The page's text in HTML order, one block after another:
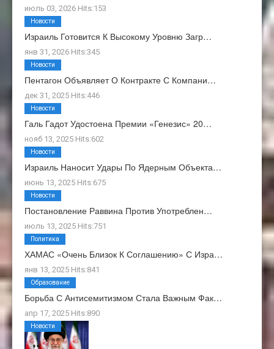
июль 03, 2026 Hits:153
Израиль Готовится К Высокому Уровню Загр…
янв 31, 2026 Hits:345
Новости
Пентагон Объявляет О Контракте С Компани…
дек 31, 2025 Hits:446
Новости
Галь Гадот Удостоена Премии «Генезис» 20…
нояб 13, 2025 Hits:602
Новости
Израиль Наносит Удары По Ядерным Объекта…
июнь 13, 2025 Hits:675
Новости
Постановление Раввина Против Употреблен…
июль 13, 2025 Hits:751
Новости
ХАМАС «очень Близок К Соглашению» С Изра…
янв 13, 2025 Hits:841
Политика
Борьба С Антисемитизмом Стала Важным Фак…
апр 17, 2025 Hits:890
Образование
Новости